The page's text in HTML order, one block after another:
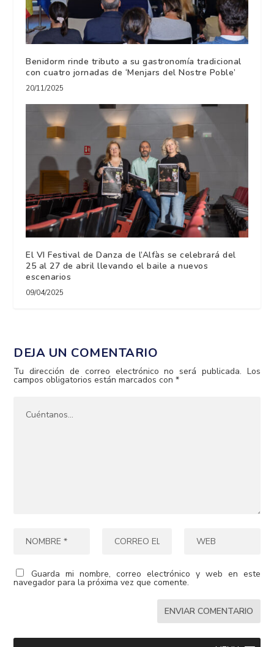
Benidorm rinde tributo a su gastronomía tradicional
con cuatro jornadas de ‘Menjars del Nostre Poble’
20/11/2025
El VI Festival de Danza de l’Alfàs se celebrará del
25 al 27 de abril llevando el baile a nuevos
escenarios
09/04/2025
DEJA UN COMENTARIO
Tu dirección de correo electrónico no será publicada. Los
campos obligatorios están marcados con*
Guarda mi nombre, correo electrónico y web en este
navegador para la próxima vez que comente.